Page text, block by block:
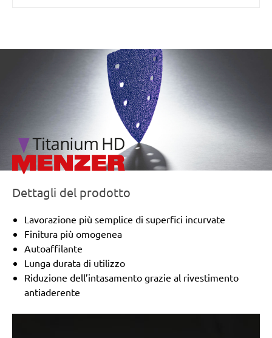
/marketing/parallax/menzer/parallax_logos/
Dettagli del prodotto
Lavorazione più semplice di superfici incurvate
Finitura più omogenea
Autoaffilante
Lunga durata di utilizzo
Riduzione dell’intasamento grazie al rivestimento
antiaderente